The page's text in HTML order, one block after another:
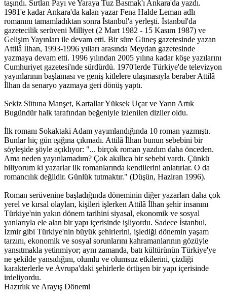
taşındı. Sırtlan Payı ve Yaraya Tuz Basmak'ı Ankara'da yazdı.
1981'e kadar Ankara'da kalan yazar Fena Halde Leman adlı
romanını tamamladıktan sonra İstanbul'a yerleşti. İstanbul'da
gazetecilik serüveni Milliyet (2 Mart 1982 - 15 Kasım 1987) ve
Gelişim Yayınları ile devam etti. Bir süre Güneş gazetesinde yazan
Attilâ İlhan, 1993-1996 yılları arasında Meydan gazetesinde
yazmaya devam etti. 1996 yılından 2005 yılına kadar köşe yazılarını
Cumhuriyet gazetesi'nde sürdürdü. 1970'lerde Türkiye'de televizyon
yayınlarının başlaması ve geniş kitlelere ulaşmasıyla beraber Attilâ
İlhan da senaryo yazmaya geri dönüş yaptı.
Sekiz Sütuna Manşet, Kartallar Yüksek Uçar ve Yarın Artık
Bugündür halk tarafından beğeniyle izlenilen diziler oldu.
İlk romanı Sokaktaki Adam yayımlandığında 10 roman yazmıştı.
Bunlar hiç gün ışığına çıkmadı. Attilâ İlhan bunun sebebini bir
söyleşide şöyle açıklıyor: "... birçok roman yazdım daha önceden.
Ama neden yayınlamadım? Çok akıllıca bir sebebi vardı. Çünkü
biliyorum ki yazarlar ilk romanlarında kendilerini anlatırlar. O da
romancılık değildir. Günlük tutmaktır." (Düşün, Haziran 1996).
Roman serüvenine başladığında döneminin diğer yazarları daha çok
yerel ve kırsal olayları, kişileri işlerken Attilâ İlhan şehir insanını
Türkiye'nin yakın dönem tarihini siyasal, ekonomik ve sosyal
yanlarıyla ele alan bir yapı içerisinde işliyordu. Sadece İstanbul,
İzmir gibi Türkiye'nin büyük şehirlerini, işlediği dönemin yaşam
tarzını, ekonomik ve sosyal sorunlarını kahramanlarının gözüyle
yansıtmakla yetinmiyor; aynı zamanda, batı kültürünün Türkiye'ye
ne şekilde yansıdığını, olumlu ve olumsuz etkilerini, çizdiği
karakterlerle ve Avrupa'daki şehirlerle örtüşen bir yapı içerisinde
irdeliyordu.
Hazırlık ve Arayış Dönemi